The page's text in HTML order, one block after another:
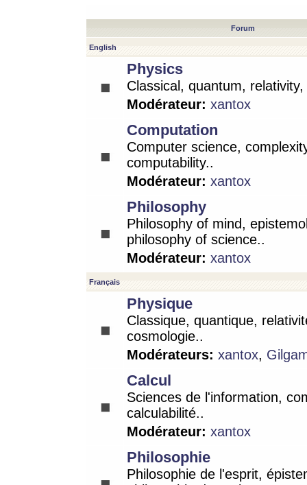
Forum
English
Physics
Classical, quantum,
Modérateur: xantox
Computation
Computer science,
computability..
Modérateur: xantox
Philosophy
Philosophy of mind,
philosophy of science..
Modérateur: xantox
Français
Physique
Classique, quantique,
cosmologie..
Modérateurs: xantox,
Calcul
Sciences de l'information,
calculabilité..
Modérateur: xantox
Philosophie
Philosophie de l'esprit,